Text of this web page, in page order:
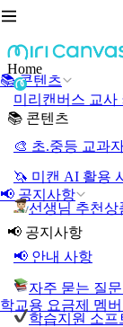
📚 콘텐츠
📢 공지사항
학교용 요금제 멤
Home
미리캔버스 교사
📚 콘텐츠
🎨 초.중등 교과
🦄 미캔 AI 활용
선생님 추천상
📢 공지사항
📢 안내 사항
자주 묻는 질
학습지원 소프